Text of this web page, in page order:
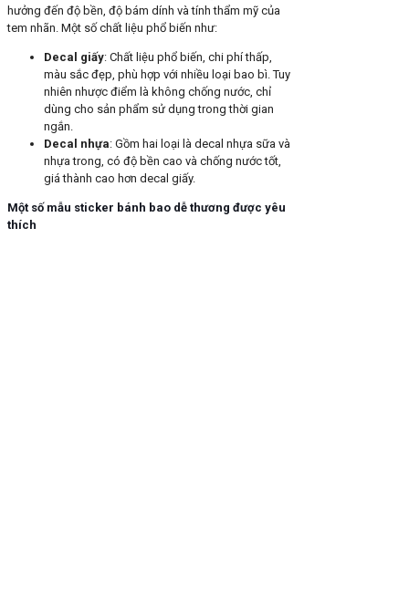
hưởng đến độ bền, độ bám dính và tính thẩm mỹ của
tem nhãn. Một số chất liệu phổ biến như:
Decal giấy: Chất liệu phổ biến, chi phí thấp,
màu sắc đẹp, phù hợp với nhiều loại bao bì. Tuy
nhiên nhược điểm là không chống nước, chỉ
dùng cho sản phẩm sử dụng trong thời gian
ngắn.
Decal nhựa: Gồm hai loại là decal nhựa sữa và
nhựa trong, có độ bền cao và chống nước tốt,
giá thành cao hơn decal giấy.
Một số mẫu sticker bánh bao dễ thương được yêu
thích